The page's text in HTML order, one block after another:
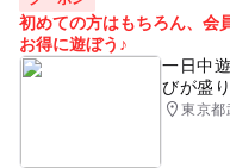
初めての方はもちろん、会
お得に遊ぼう♪
一日中
びが盛
東京都